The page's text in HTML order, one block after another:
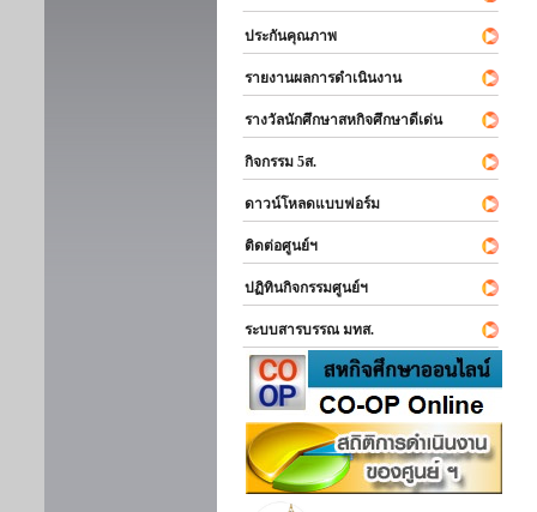
ประกันคุณภาพ
รายงานผลการดำเนินงาน
รางวัลนักศึกษาสหกิจศึกษาดีเด่น
กิจกรรม 5ส.
ดาวน์โหลดแบบฟอร์ม
ติดต่อศูนย์ฯ
ปฏิทินกิจกรรมศูนย์ฯ
ระบบสารบรรณ มทส.